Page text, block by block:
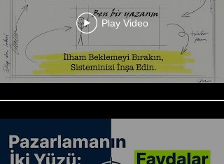
Play Video